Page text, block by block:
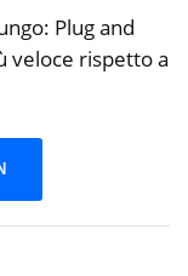
Plug and
veloce rispetto a